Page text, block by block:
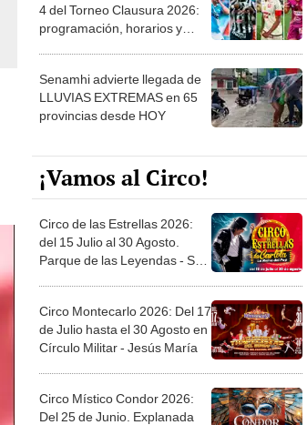
4 del Torneo Clausura 2026:
programación, horarios y
Senamhi advierte llegada de
LLUVIAS EXTREMAS en 65
provincias desde HOY
¡Vamos al Circo!
Circo de las Estrellas 2026:
del 15 Julio al 30 Agosto.
Parque de las Leyendas - San
Circo Montecarlo 2026: Del 17
de Julio hasta el 30 Agosto en
Círculo Militar - Jesús María
Circo Místico Condor 2026:
Del 25 de Junio. Explanada